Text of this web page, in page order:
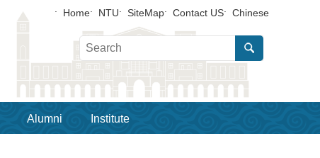
Home NTU SiteMap Contact US Chinese
Alumni Institute